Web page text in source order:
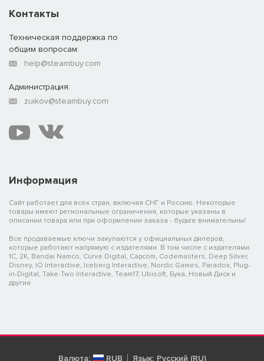
Информация
Сайт работает для всех стран, включая СНГ и Россию. Некоторые
товары имеют региональные ограничения, которые указаны в
описании товара или при оформлении заказа - будьте внимательны!
Все продаваемые ключи закупаются у официальных дилеров,
которые работают напрямую с издателями. В том числе с издателями:
1C, 2K, Bandai Namco, Curve Digital, Capcom, Codemasters, Deep Silver,
Disney, IO Interactive, Iceberg Interactive, Nordic Games, Paradox, Plug-
in-Digital, Take-Two Interactive, Team17, Ubisoft, Бука, Новый Диск и
другие
Контакты
Техническая поддержка по
общим вопросам:
help@steambuy.com
Администрация:
zuikov@steambuy.com
Валюта: RUB Язык: Русский (RU)